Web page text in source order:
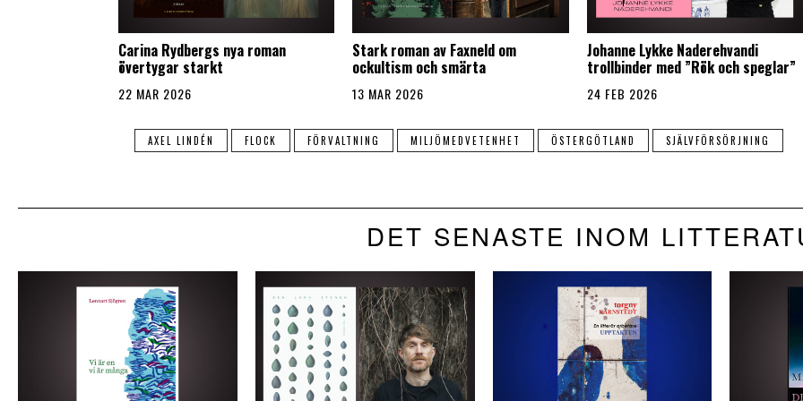
Carina Rydbergs nya roman
övertygar starkt
22 MAR 2026
Stark roman av Faxneld om
ockultism och smärta
13 MAR 2026
Johanne Lykke Naderehvandi
trollbinder med ”Rök och speglar”
24 FEB 2026
AXEL LINDÉN FLOCK FÖRVALTNING MILJÖMEDVETENHET ÖSTERGÖTLAND SJÄLVFÖRSÖRJNING
DET SENASTE INOM